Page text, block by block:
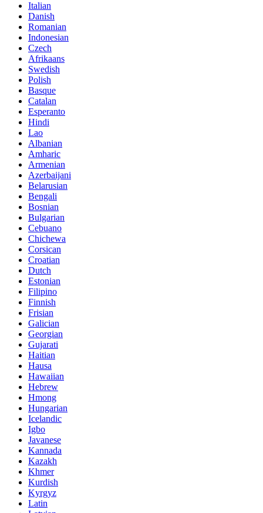
Italian
Danish
Romanian
Indonesian
Czech
Afrikaans
Swedish
Polish
Basque
Catalan
Esperanto
Hindi
Lao
Albanian
Amharic
Armenian
Azerbaijani
Belarusian
Bengali
Bosnian
Bulgarian
Cebuano
Chichewa
Corsican
Croatian
Dutch
Estonian
Filipino
Finnish
Frisian
Galician
Georgian
Gujarati
Haitian
Hausa
Hawaiian
Hebrew
Hmong
Hungarian
Icelandic
Igbo
Javanese
Kannada
Kazakh
Khmer
Kurdish
Kyrgyz
Latin